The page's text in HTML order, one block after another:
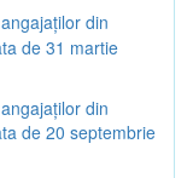
din
de 31 martie
din
de 20 septembrie